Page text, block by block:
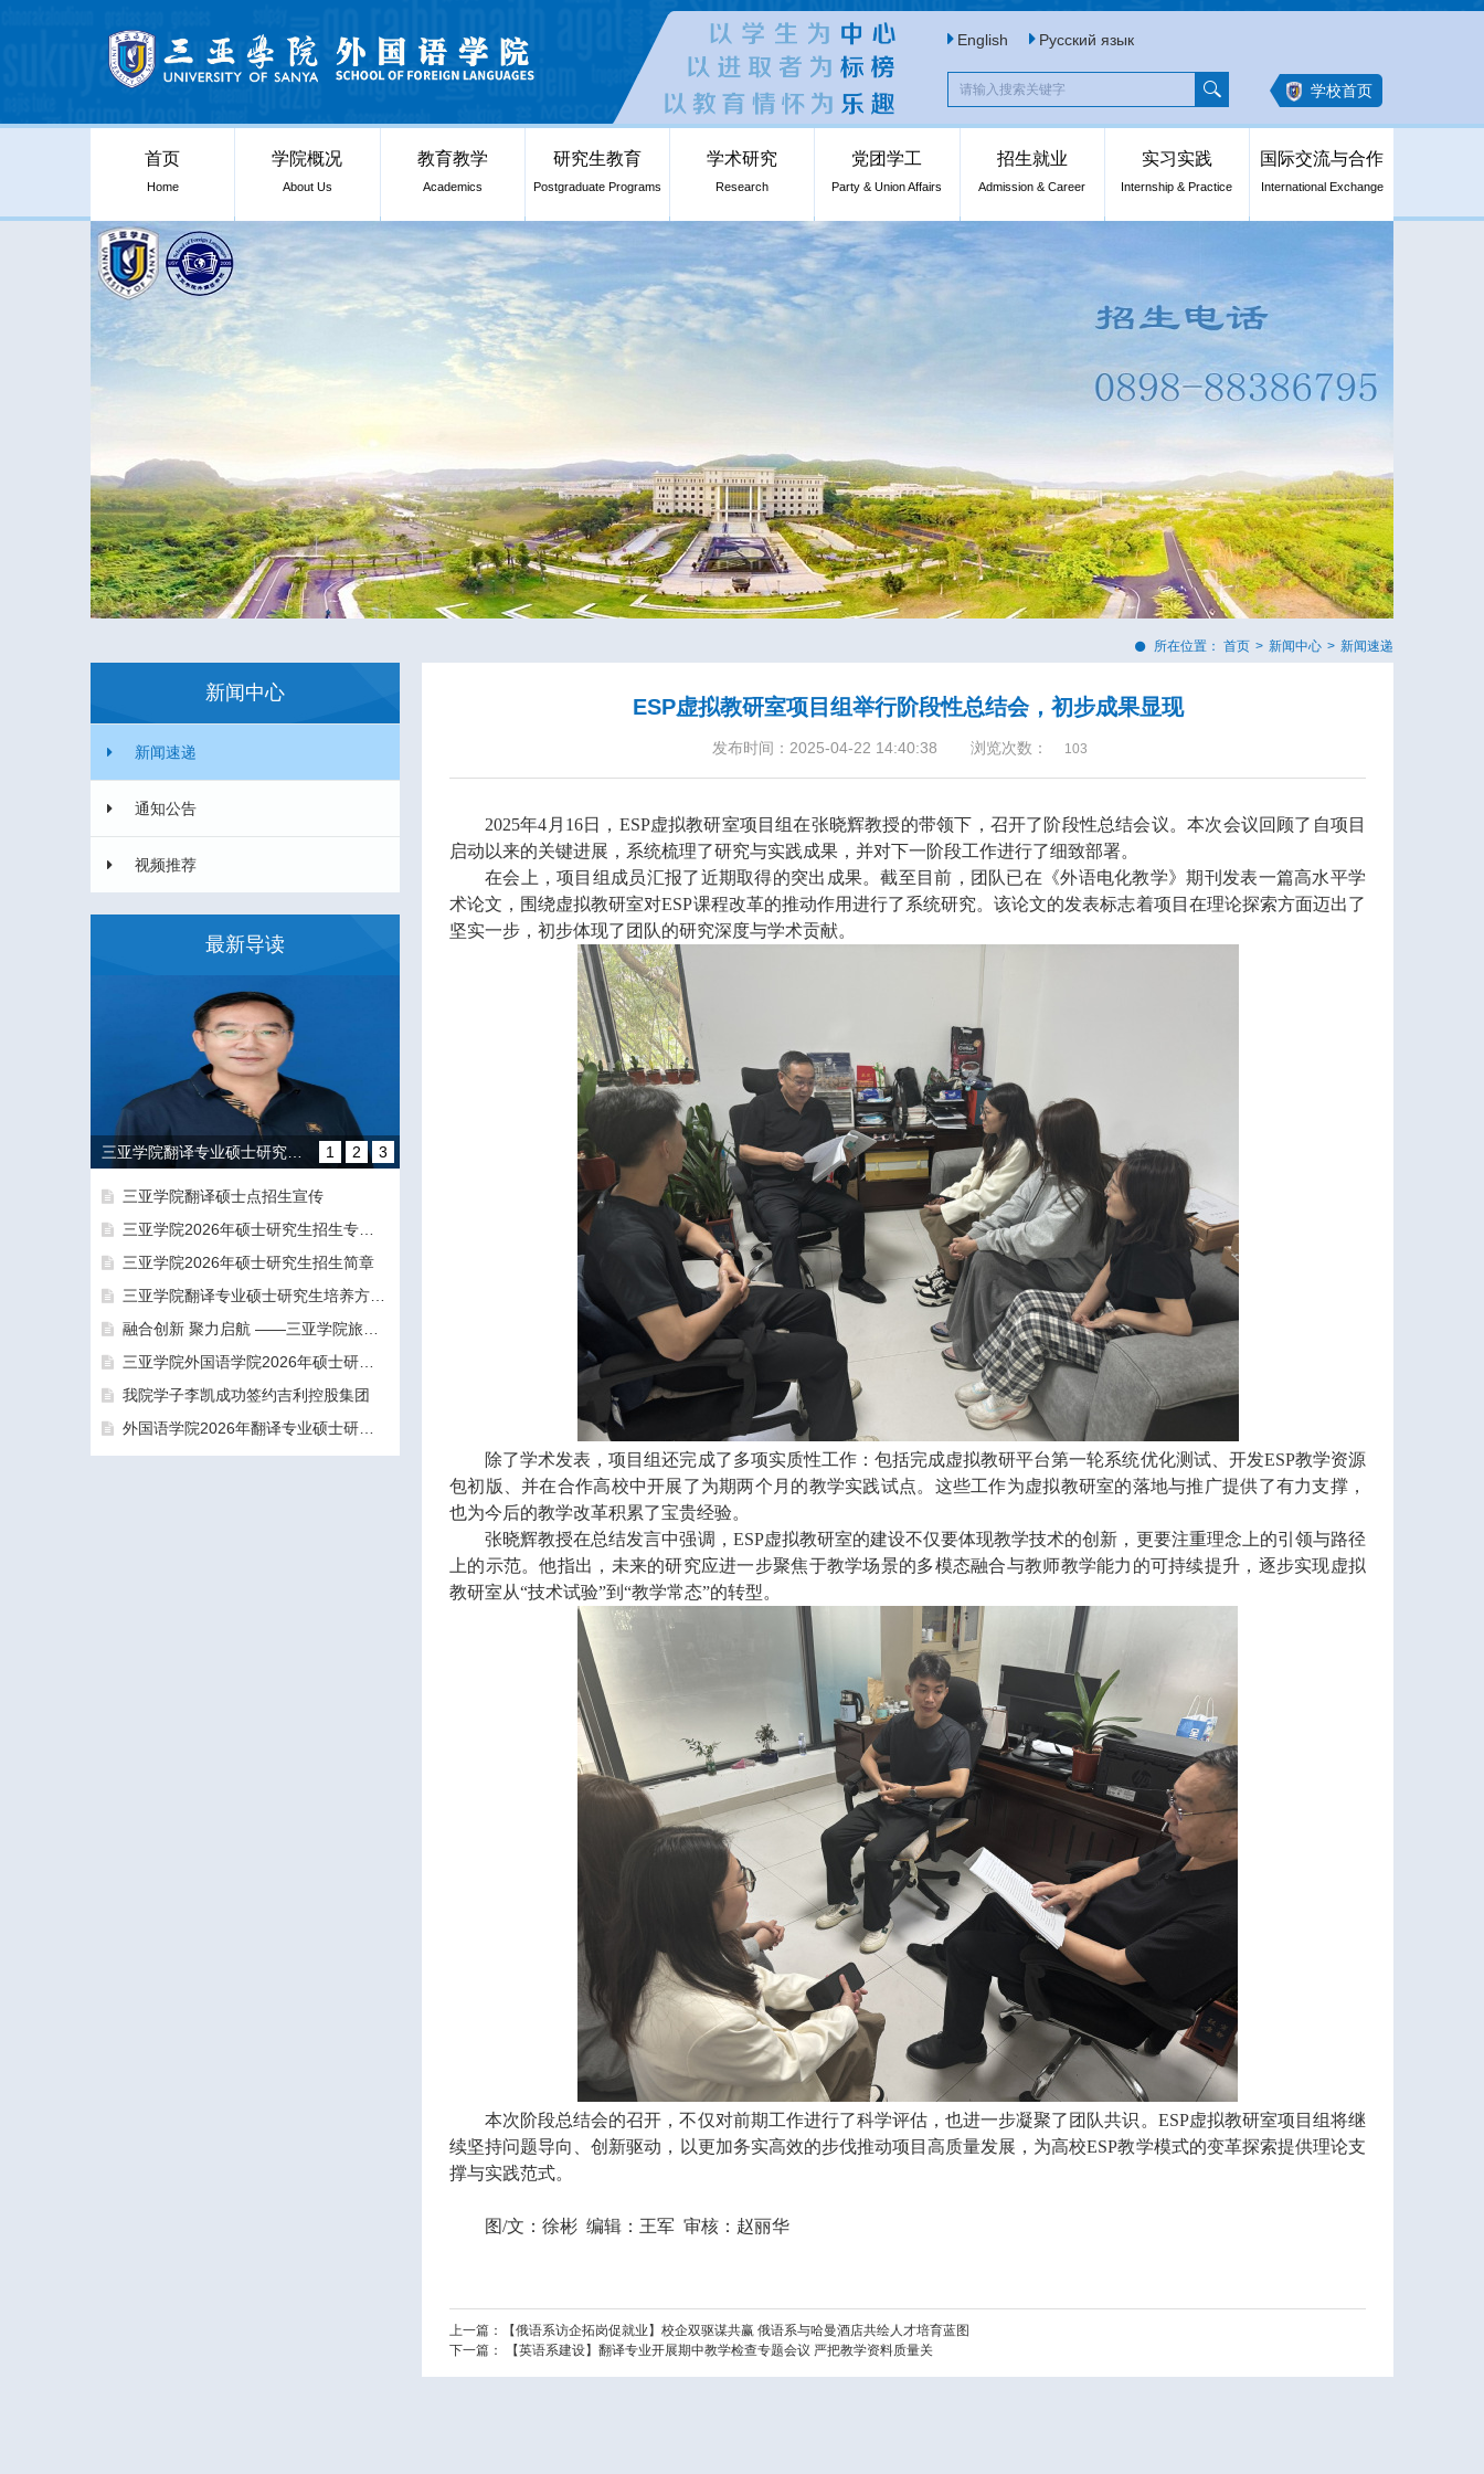
English Русский язык
学校首页
首页
Home
学院概况
About Us
教育教学
Academics
研究生教育
Postgraduate Programs
学术研究
Research
党团学工
Party & Union Affairs
招生就业
Admission & Career
实习实践
Internship & Practice
国际交流与合作
International Exchange
所在位置： 首页 > 新闻中心 > 新闻速递
新闻中心
新闻速递
通知公告
视频推荐
最新导读
1 2 3
三亚学院翻译硕士点招生宣传
三亚学院2026年硕士研究生招生专业目录及参考书目
三亚学院2026年硕士研究生招生简章
三亚学院翻译专业硕士研究生培养方向和导师团队介绍
融合创新 聚力启航 ——三亚学院旅游与大健康学院正式揭牌成立
三亚学院外国语学院2026年硕士研究生拟录取名单公示公告（一志愿）
我院学子李凯成功签约吉利控股集团
外国语学院2026年翻译专业硕士研究生（MTI）一志愿考生面试工作圆满结束
ESP虚拟教研室项目组举行阶段性总结会，初步成果显现
发布时间：2025-04-22 14:40:38 浏览次数： 103
2025年4 月 16日， ESP虚拟教研室项目组在张晓辉教授的带领下，召开了阶段性总结会议。本次会议回顾了自项目
启动以来的关键进展，系统梳理了研究与实践成果，并对下一阶段工作进行了细致部署。
在会上，项目组成员汇报了近期取得的突出成果。截至目前，团队已在《外语电化教学》期刊发表一篇高水平学
术论文，围绕虚拟教研室对ESP课程改革的推动作用进行了系统研究。该论文的发表标志着项目在理论探索方面迈出了
坚实一步，初步体现了团队的研究深度与学术贡献。
除了学术发表，项目组还完成了多项实质性工作：包括完成虚拟教研平台第一轮系统优化测试、开发ESP教学资源
包初版、并在合作高校中开展了为期两个月的教学实践试点。这些工作为虚拟教研室的落地与推广提供了有力支撑，
也为今后的教学改革积累了宝贵经验。
张晓辉教授在总结发言中强调， ESP虚拟教研室的建设不仅要体现教学技术的创新，更要注重理念上的引领与路径
上的示范。他指出，未来的研究应进一步聚焦于教学场景的多模态融合与教师教学能力的可持续提升，逐步实现虚拟
教研室从“技术试验”到“教学常态”的转型。
本次阶段总结会的召开，不仅对前期工作进行了科学评估，也进一步凝聚了团队共识。 ESP虚拟教研室项目组将继
续坚持问题导向、创新驱动，以更加务实高效的步伐推动项目高质量发展，为高校ESP教学模式的变革探索提供理论支
撑与实践范式。
图/文：徐彬 编辑：王军 审核：赵丽华
上一篇：
【俄语系访企拓岗促就业】校企双驱谋共赢 俄语系与哈曼酒店共绘人才培育蓝图
下一篇：
【英语系建设】翻译专业开展期中教学检查专题会议 严把教学资料质量关